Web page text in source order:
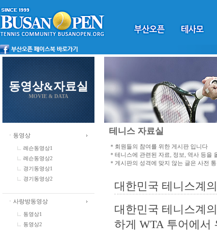
동영상&자료실
MOVIE & DATA
ㆍ동영상
레슨동영상1
레슨동영상2
경기동영상1
경기동영상2
ㆍ사랑방동영상
동영상1
동영상2
테니스 자료실
＊회원들의 참여를 위한 게시판 입니다
＊테니스에 관련된 자료, 정보, 역사 등을
＊게시판의 성격에 맞지 않는 글은 사전
대한민국 테니스계
대한민국 테니스계
하게 WTA 투어에서